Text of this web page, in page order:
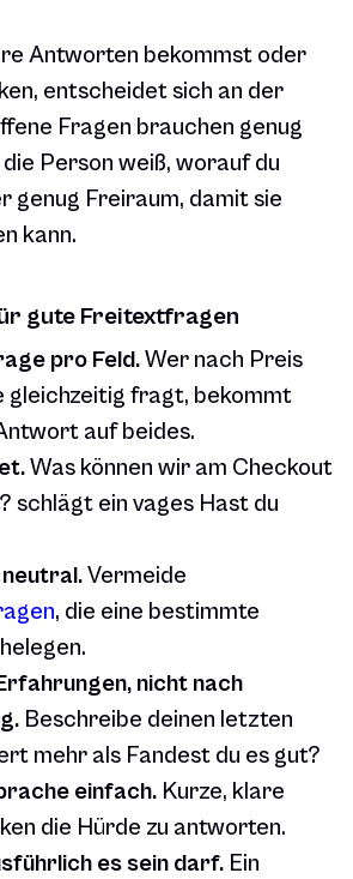
Antworten bekommst oder
entscheidet sich an der
Fragen brauchen genug
Person weiß, worauf du
genug Freiraum, damit sie
kann.
gute Freitextfragen
pro Feld.Wer nach Preis
gleichzeitig fragt, bekommt
auf beides.
Was können wir am Checkout
schlägt ein vages Hast du
Vermeide
, die eine bestimmte
nicht nach
Beschreibe deinen letzten
mehr als Fandest du es gut?
einfach. Kurze, klare
die Hürde zu antworten.
es sein darf. Ein